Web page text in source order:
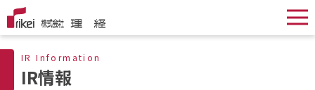
IR Information
IR情報